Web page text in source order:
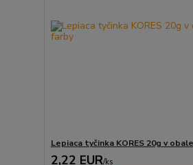
Lepiaca tyčinka KORES 20g v
2,22 EUR/ks